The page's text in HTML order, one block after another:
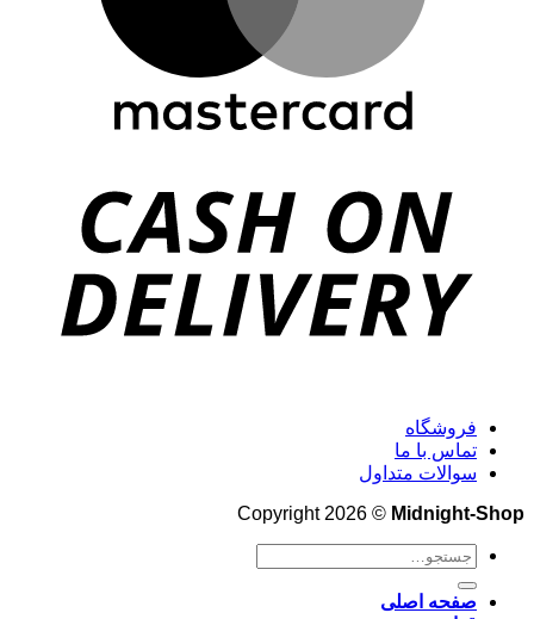
فروشگاه
تماس با ما
سوالات متداول
Copyright 2026 © Midnight-Shop
جستجو
صفحه اصلی